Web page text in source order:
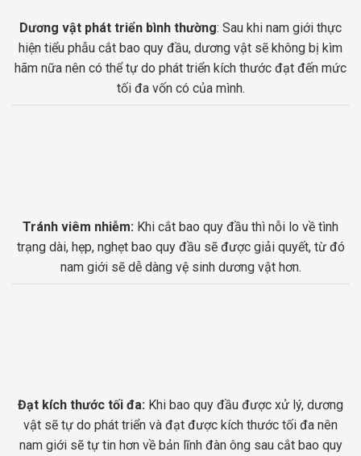
Dương vật phát triển bình thường: Sau khi nam giới thực
hiện tiểu phẫu cắt bao quy đầu, dương vật sẽ không bị kìm
hãm nữa nên có thể tự do phát triển kích thước đạt đến mức
tối đa vốn có của mình.
Tránh viêm nhiễm: Khi cắt bao quy đầu thì nỗi lo về tình
trạng dài, hẹp, nghẹt bao quy đầu sẽ được giải quyết, từ đó
nam giới sẽ dễ dàng vệ sinh dương vật hơn.
Đạt kích thước tối đa: Khi bao quy đầu được xử lý, dương
vật sẽ tự do phát triển và đạt được kích thước tối đa nên
nam giới sẽ tự tin hơn về bản lĩnh đàn ông sau cắt bao quy